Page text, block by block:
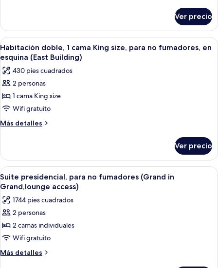
para
no
fumadores
(Large
Twin
Room
East
Building)
con
camas
individuales,
para
no
fumadores
(Large
Twin
Room
Building)
Ver precio
Abrir
todas
las
fotos
de
Habitación
doble,
1
size,
para
no
fumadores,
en
esquina
(East
Building)
Habitación de hotel con una cama
5
Habitación doble, 1 cama King size, para no fumadores, en
esquina (East Building)
430 pies cuadrados
2 personas
1 cama King size
Wifi gratuito
Más detalles
Más
doble,
cama
King
para
no
fumadores,
en
esquina
Building)
Ver precio
Abrir
todas
las
fotos
de
Suite
presidencial,
para
Una habitación de hotel con dos
10
Suite presidencial, para no fumadores (Grand in
Grand,lounge access)
1744 pies cuadrados
2 personas
2 camas individuales
Wifi gratuito
Más detalles
Más